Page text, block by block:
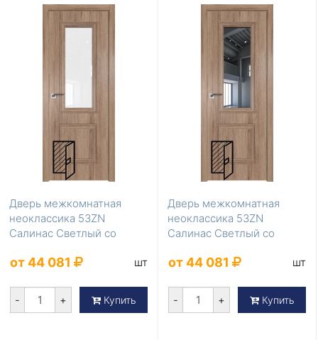
Дверь межкомнатная
неоклассика 53ZN
Салинас Светлый со
от 44 081 шт
- + Купить
Дверь межкомнатная
неоклассика 53ZN
Салинас Светлый со
от 44 081 шт
- + Купить